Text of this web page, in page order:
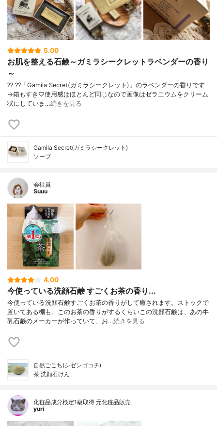
5.00
お肌を整える石鹸～ガミラシークレットラベンダーの香り
～
?? ??「Gamila Secret(ガミラシークレット)」のラベンダーの香りです
→箱もすき♡使用感はほとんど同じなので画像はゼラニウムをクリーム
状にしていま…続きを見る
Gamila Secret(ガミラシークレット)
ソープ
会社員
Suuu
4.00
今使っている洗顔石鹸 すごくお茶の香り...
今使っている洗顔石鹸すごくお茶の香りがして癒されます。ストックで
置いてある棚も、このお茶の香りがするくらいこの洗顔石鹸は、あの牛
乳石鹸のメーカーが作っていて、お…続きを見る
自然ごこち(シゼンゴコチ)
茶 洗顔石けん
化粧品成分検定1級取得 元化粧品販売
yuri